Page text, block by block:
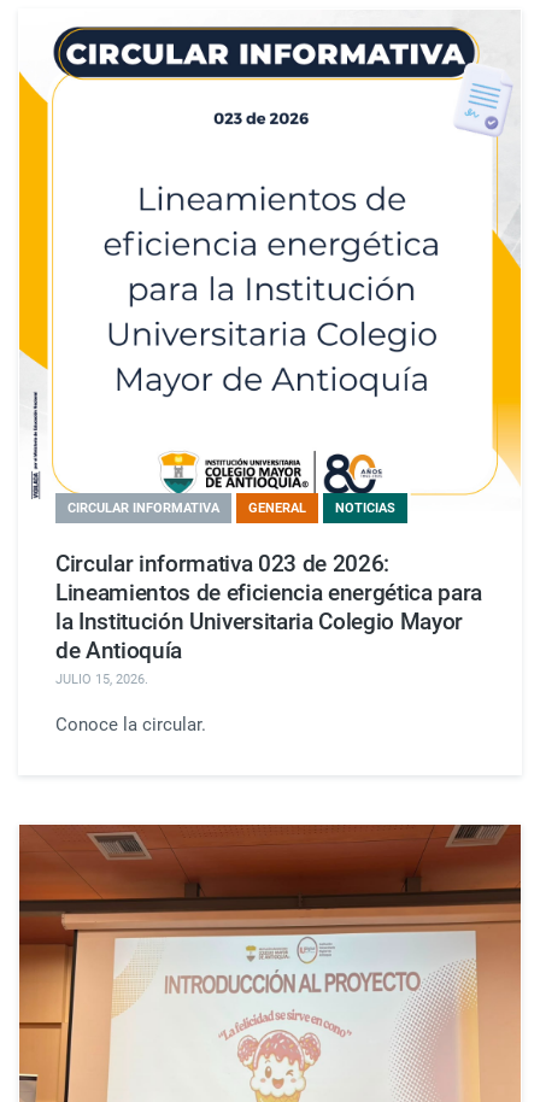
CIRCULAR INFORMATIVA GENERAL NOTICIAS
Circular informativa 023 de 2026:
Lineamientos de eficiencia energética para
la Institución Universitaria Colegio Mayor
de Antioquía
JULIO 15, 2026.
Conoce la circular.